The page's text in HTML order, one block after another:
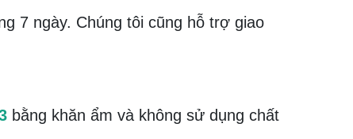
7 ngày. Chúng tôi cũng hỗ trợ giao
bằng khăn ẩm và không sử dụng chất